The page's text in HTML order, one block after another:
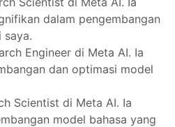
dalam pengembangan
saya.
Engineer di Meta AI. Ia
dan optimasi model
Scientist di Meta AI. Ia
model bahasa yang